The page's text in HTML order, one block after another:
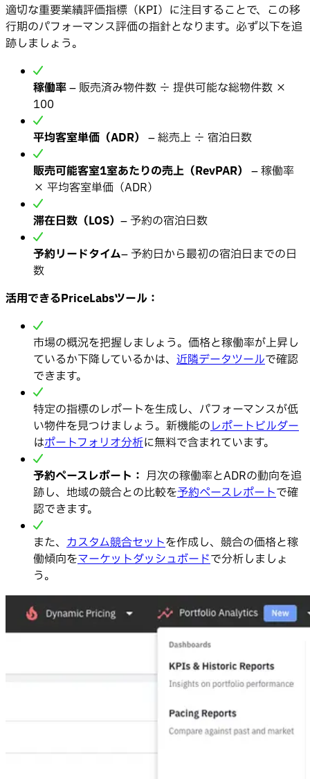
適切な重要業績評価指標（KPI）に注目することで、この移
行期のパフォーマンス評価の指針となります。必ず以下を追
跡しましょう。
稼働率– 販売済み物件数 ÷ 提供可能な総物件数 ×
100
平均客室単価（ADR） – 総売上 ÷ 宿泊日数
販売可能客室1室あたりの売上（RevPAR） – 稼働率
× 平均客室単価（ADR）
滞在日数（LOS） – 予約の宿泊日数
予約リードタイム– 予約日から最初の宿泊日までの日
数
活用できるPriceLabsツール：
市場の概況を把握しましょう。価格と稼働率が上昇し
ているか下降しているかは、 近隣データツールで確認
できます。
特定の指標のレポートを生成し、パフォーマンスが低
い物件を見つけましょう。新機能のレポートビルダー
はポートフォリオ分析に無料で含まれています。
予約ペースレポート： 月次の稼働率とADRの動向を追
跡し、地域の競合との比較を予約ペースレポートで確
認できます。
また、 カスタム競合セットを作成し、競合の価格と稼
働傾向をマーケットダッシュボードで分析しましょ
う。